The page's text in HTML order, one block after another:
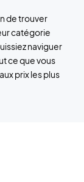
de trouver
catégorie
naviguer
ce que vous
prix les plus